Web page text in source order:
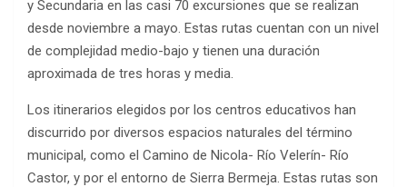
y Secundaria en las casi 70 excursiones que se realizan
desde noviembre a mayo. Estas rutas cuentan con un nivel
de complejidad medio-bajo y tienen una duración
aproximada de tres horas y media.
Los itinerarios elegidos por los centros educativos han
discurrido por diversos espacios naturales del término
municipal, como el Camino de Nicola- Río Velerín- Río
Castor, y por el entorno de Sierra Bermeja. Estas rutas son